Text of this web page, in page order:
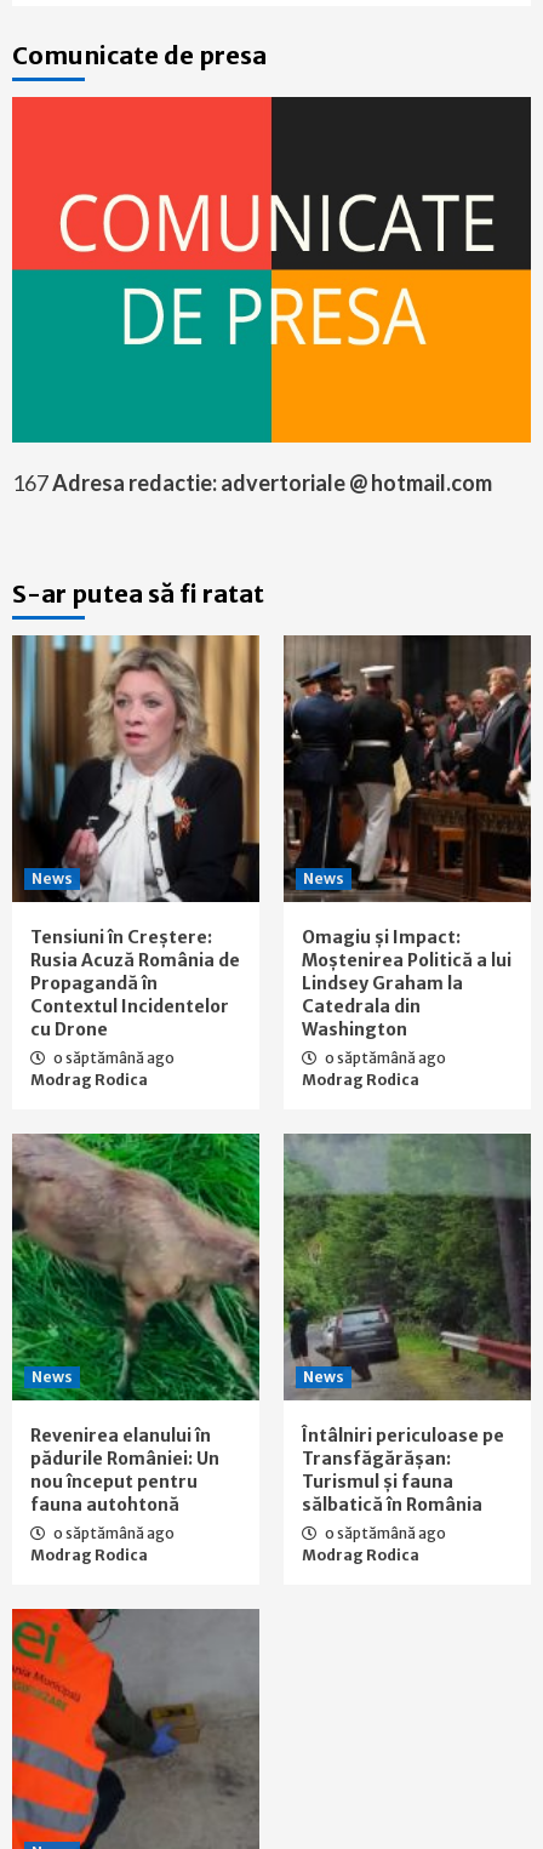
Comunicate de presa
167Adresa redactie: advertoriale @ hotmail.com
S-ar putea să fi ratat
News
Tensiuni în Creștere:
Rusia Acuză România de
Propagandă în
Contextul Incidentelor
cu Drone
o săptămână ago
Modrag Rodica
News
Omagiu și Impact:
Moștenirea Politică a lui
Lindsey Graham la
Catedrala din
Washington
o săptămână ago
Modrag Rodica
News
Revenirea elanului în
pădurile României: Un
nou început pentru
fauna autohtonă
o săptămână ago
Modrag Rodica
News
Întâlniri periculoase pe
Transfăgărășan:
Turismul și fauna
sălbatică în România
o săptămână ago
Modrag Rodica